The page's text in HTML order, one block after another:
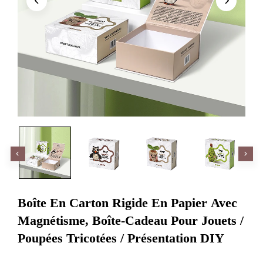
Boîte En Carton Rigide En Papier Avec
Magnétisme, Boîte-Cadeau Pour Jouets /
Poupées Tricotées / Présentation DIY